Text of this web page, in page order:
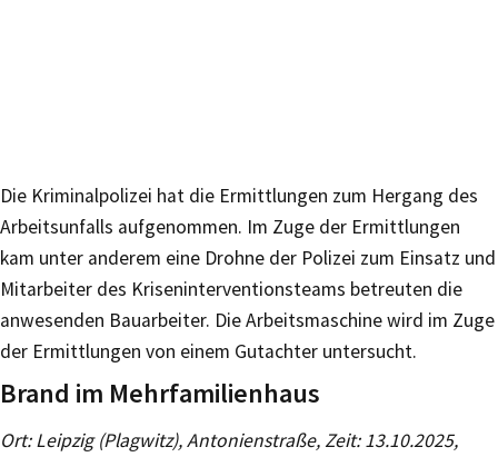
Die Kriminalpolizei hat die Ermittlungen zum Hergang des
Arbeitsunfalls aufgenommen. Im Zuge der Ermittlungen
kam unter anderem eine Drohne der Polizei zum Einsatz und
Mitarbeiter des Kriseninterventionsteams betreuten die
anwesenden Bauarbeiter. Die Arbeitsmaschine wird im Zuge
der Ermittlungen von einem Gutachter untersucht.
Brand im Mehrfamilienhaus
Ort: Leipzig (Plagwitz), Antonienstraße, Zeit: 13.10.2025,